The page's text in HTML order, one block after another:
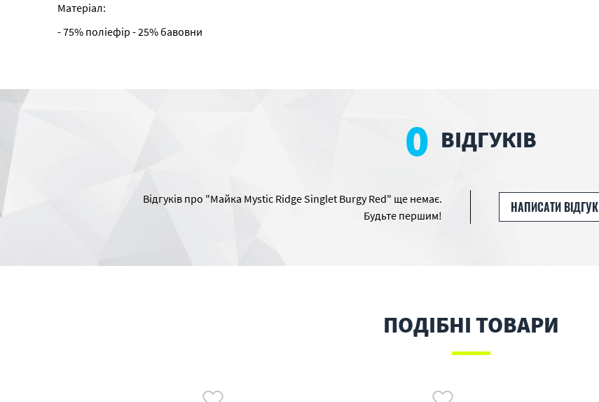
Матеріал:
- 75% поліефір - 25% бавовни
0 ВІДГУКІВ
Відгуків про "Майка Mystic Ridge Singlet Burgy Red" ще немає.
Будьте першим!
НАПИСАТИ ВІДГУК
ПОДІБНІ ТОВАРИ